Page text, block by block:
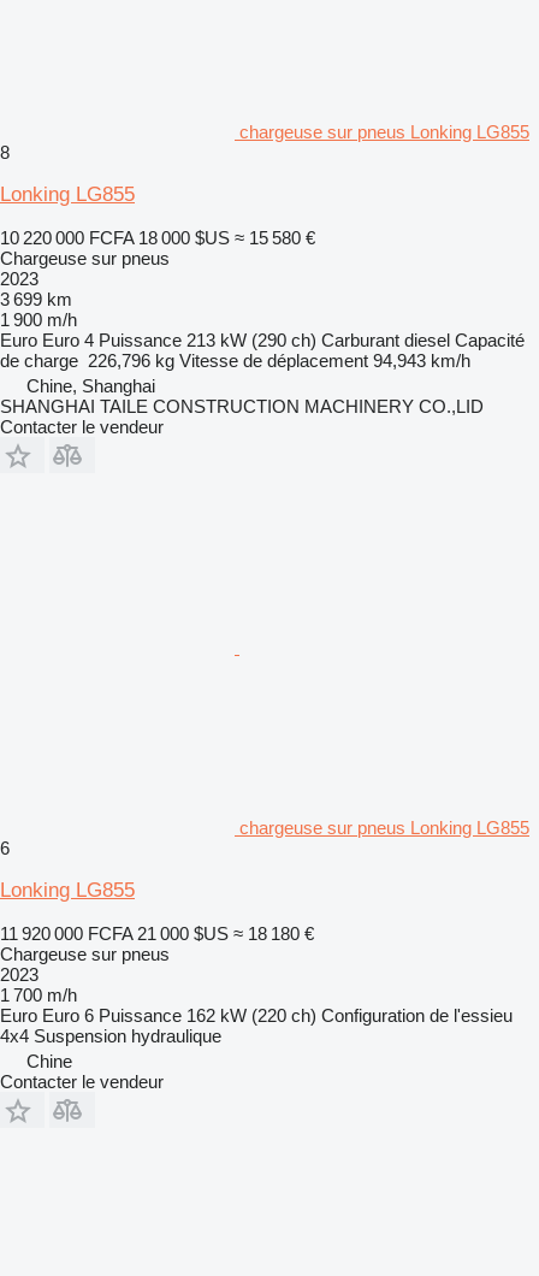
chargeuse sur pneus Lonking LG855
8
Lonking LG855
10 220 000 FCFA 18 000 $US ≈ 15 580 €
Chargeuse sur pneus
2023
3 699 km
1 900 m/h
Euro Euro 4 Puissance 213 kW (290 ch) Carburant diesel Capacité
de charge 226,796 kg Vitesse de déplacement 94,943 km/h
Chine, Shanghai
SHANGHAI TAILE CONSTRUCTION MACHINERY CO.,LID
Contacter le vendeur
chargeuse sur pneus Lonking LG855
6
Lonking LG855
11 920 000 FCFA 21 000 $US ≈ 18 180 €
Chargeuse sur pneus
2023
1 700 m/h
Euro Euro 6 Puissance 162 kW (220 ch) Configuration de l'essieu
4x4 Suspension hydraulique
Chine
Contacter le vendeur